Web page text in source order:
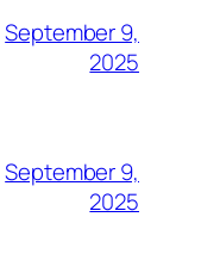
September 9,
2025
September 9,
2025